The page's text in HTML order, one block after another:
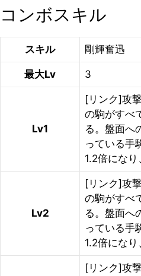
コンボスキル
スキル 剛輝奮迅
最大Lv 3
Lv1
[リンク]攻
の駒がすべ
る。盤面へ
っている手
1.2倍になり
Lv2
[リンク]攻
の駒がすべ
る。盤面へ
っている手
1.2倍になり
[リンク]攻